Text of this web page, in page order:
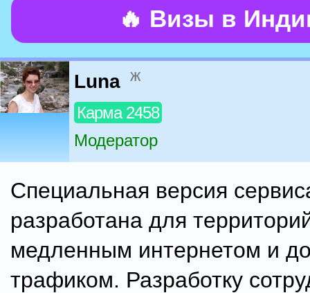
🔥 Визы в
Luna ж
Карма 2458
Модератор
Специальная версия
разработана для
медленным интернетом и
трафиком. Разработку